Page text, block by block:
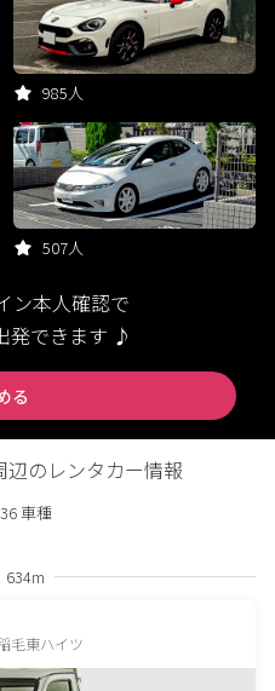
985人
507人
ン本人確認で
発できます ♪
る
辺のレンタカー情報
36 車種
634m
毛東ハイツ